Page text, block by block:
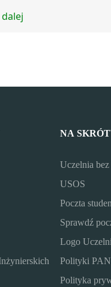
NA
Uczelnia
USOS
Poczta
Sprawdź
Logo Uczelni
Polityki
Polityka